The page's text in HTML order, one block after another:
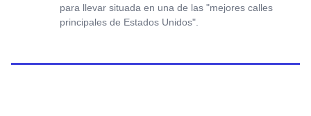
para llevar situada en una de las "mejores calles
principales de Estados Unidos".